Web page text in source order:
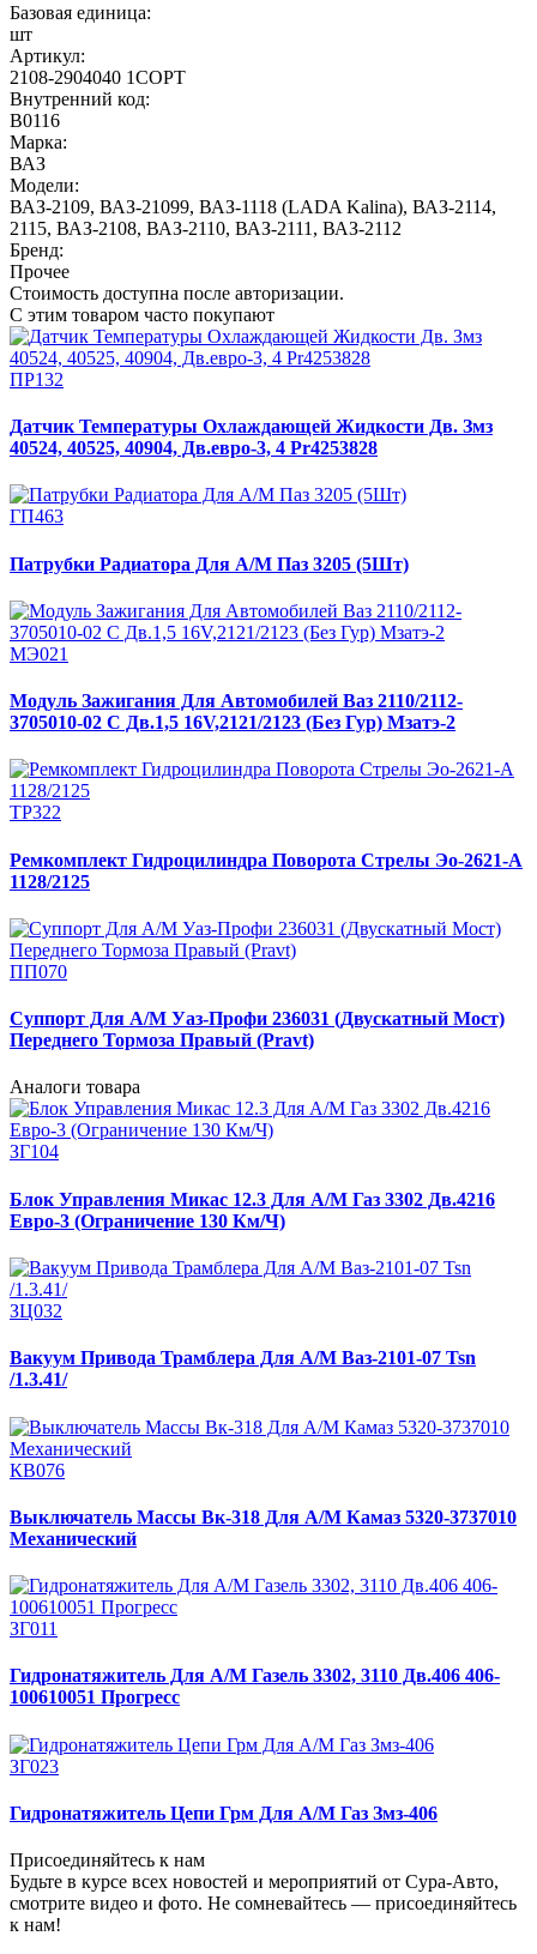
Базовая единица:
шт
Артикул:
2108-2904040 1СОРТ
Внутренний код:
В0116
Марка:
ВАЗ
Модели:
ВАЗ-2109, ВАЗ-21099, ВАЗ-1118 (LADA Kalina), ВАЗ-2114,
2115, ВАЗ-2108, ВАЗ-2110, ВАЗ-2111 , ВАЗ-2112
Бренд:
Прочее
Стоимость доступна после авторизации.
С этим товаром часто покупают
ПР132
Датчик Температуры Охлаждающей Жидкости Дв. Змз
40524, 40525, 40904, Дв.евро-3, 4 Pr4253828
ГП463
Патрубки Радиатора Для А/М Паз 3205 (5Шт)
МЭ021
Модуль Зажигания Для Автомобилей Ваз 2110/2112-
3705010-02 С Дв.1,5 16V,2121/2123 (Без Гур) Мзатэ-2
ТР322
Ремкомплект Гидроцилиндра Поворота Стрелы Эо-2621-А
1128/2125
ПП070
Суппорт Для А/М Уаз-Профи 236031 (Двускатный Мост)
Переднего Тормоза Правый (Pravt)
Аналоги товара
ЗГ104
Блок Управления Микас 12.3 Для А/М Газ 3302 Дв.4216
Евро-3 (Ограничение 130 Км/Ч)
ЗЦ032
Вакуум Привода Трамблера Для А/М Ваз-2101-07 Tsn
/1.3.41/
КВ076
Выключатель Массы Вк-318 Для А/М Камаз 5320-3737010
Механический
ЗГ011
Гидронатяжитель Для А/М Газель 3302, 3110 Дв.406 406-
100610051 Прогресс
ЗГ023
Гидронатяжитель Цепи Грм Для А/М Газ Змз-406
Присоединяйтесь к нам
Будьте в курсе всех новостей и мероприятий от Сура-Авто,
смотрите видео и фото. Не сомневайтесь — присоединяйтесь
к нам!